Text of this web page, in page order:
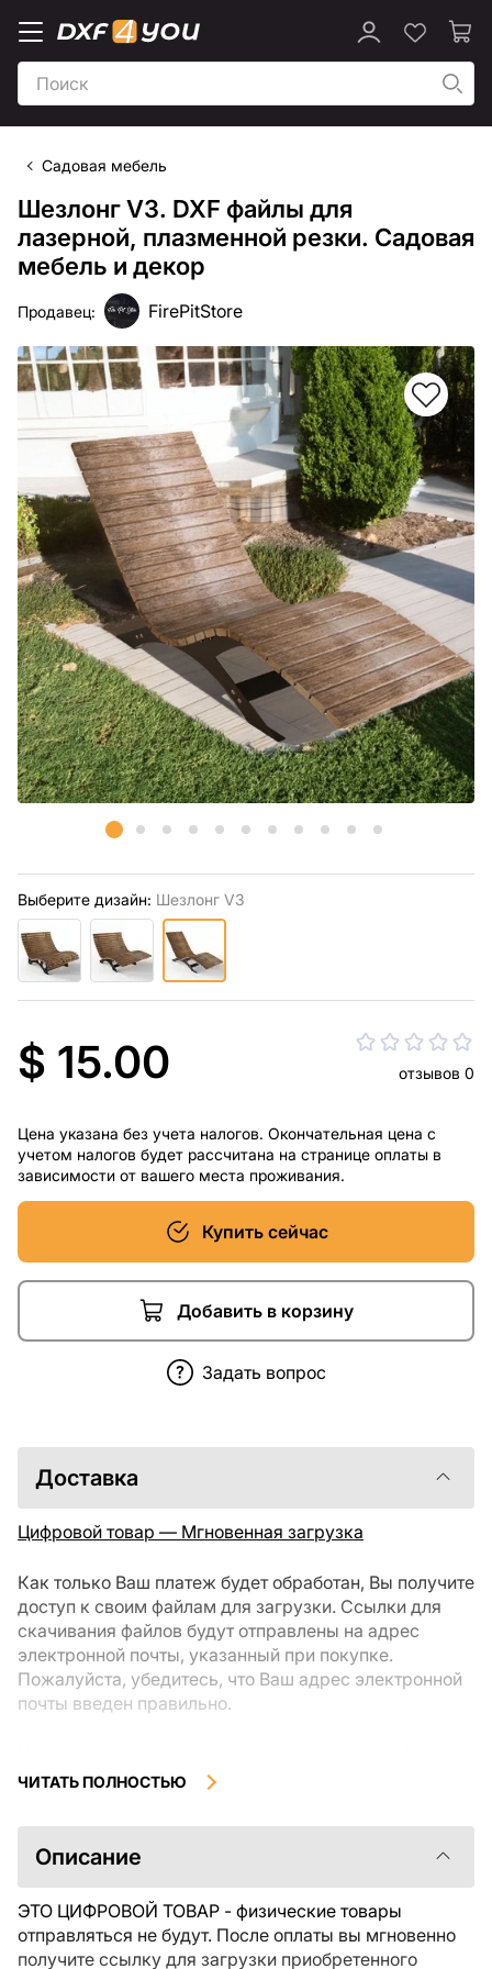
Садовая мебель
Шезлонг V3. DXF файлы для
лазерной, плазменной резки. Садовая
мебель и декор
Продавец: FirePitStore
Выберите дизайн: Шезлонг V3
$ 15.00 отзывов 0
Цена указана без учета налогов. Окончательная цена с
учетом налогов будет рассчитана на странице оплаты в
зависимости от вашего места проживания.
Купить сейчас
Добавить в корзину
Задать вопрос
Доставка
Цифровой товар — Мгновенная загрузка
Как только Ваш платеж будет обработан, Вы получите
доступ к своим файлам для загрузки. Ссылки для
скачивания файлов будут отправлены на адрес
электронной почты, указанный при покупке.
Пожалуйста, убедитесь, что Ваш адрес электронной
почты введен правильно.
загрузки, не подлежат возврату или обмену после их
ознакомиться с описанием товара и задать все
интересующие Вас вопросы перед покупкой. Если у
свяжитесь с продавцом напрямую.
ЧИТАТЬ ПОЛНОСТЬЮ
Описание
ЭТО ЦИФРОВОЙ ТОВАР - физические товары
отправляться не будут. После оплаты вы мгновенно
получите ссылку для загрузки приобретенного